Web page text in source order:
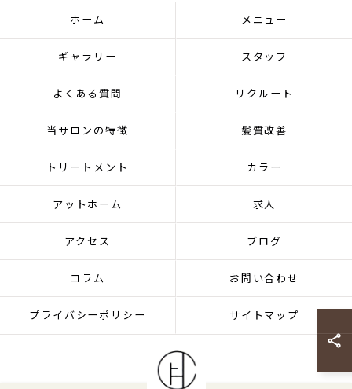
ホーム メニュー
ギャラリー スタッフ
よくある質問 リクルート
当サロンの特徴 髪質改善
トリートメント カラー
アットホーム 求人
アクセス ブログ
コラム お問い合わせ
プライバシーポリシー サイトマップ